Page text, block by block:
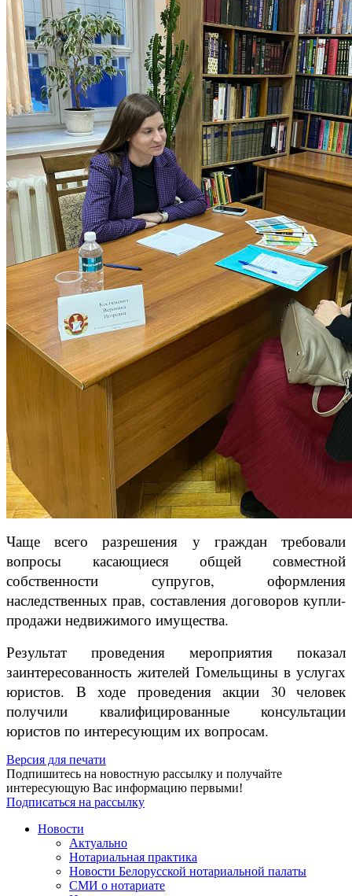
Чаще всего разрешения у граждан требовали
вопросы касающиеся общей совместной
собственности супругов, оформления
наследственных прав, составления договоров купли-
продажи недвижимого имущества.
Результат проведения мероприятия показал
заинтересованность жителей Гомельщины в услугах
юристов. В ходе проведения акции 30 человек
получили квалифицированные консультации
юристов по интересующим их вопросам.
Версия для печати
Подпишитесь на новостную рассылку и получайте
интересующую Вас информацию первыми!
Подписаться на рассылку
Новости
Актуально
Нотариальная практика
Новости Белорусской нотариальной палаты
СМИ о нотариате